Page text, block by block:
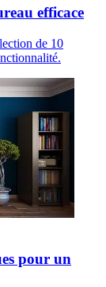
efficace
de 10
pour un